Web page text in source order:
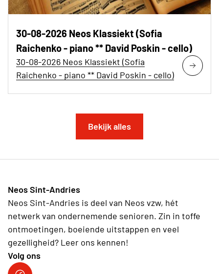
30-08-2026 Neos Klassiekt (Sofia
Raichenko - piano ** David Poskin - cello)
30-08-2026 Neos Klassiekt (Sofia
Raichenko - piano ** David Poskin - cello)
Bekijk alles
Neos Sint-Andries
Neos Sint-Andries is deel van Neos vzw, hét
netwerk van ondernemende senioren. Zin in toffe
ontmoetingen, boeiende uitstappen en veel
gezelligheid? Leer ons kennen!
Volg ons